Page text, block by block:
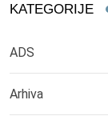
KATEGORIJE
ADS
Arhiva